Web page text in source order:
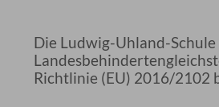
Die Ludwig-Uhland-
Richtlinie (EU) 2016/2102